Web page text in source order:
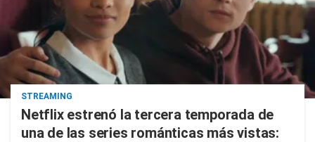
STREAMING
Netflix estrenó la tercera temporada de
una de las series románticas más vistas: